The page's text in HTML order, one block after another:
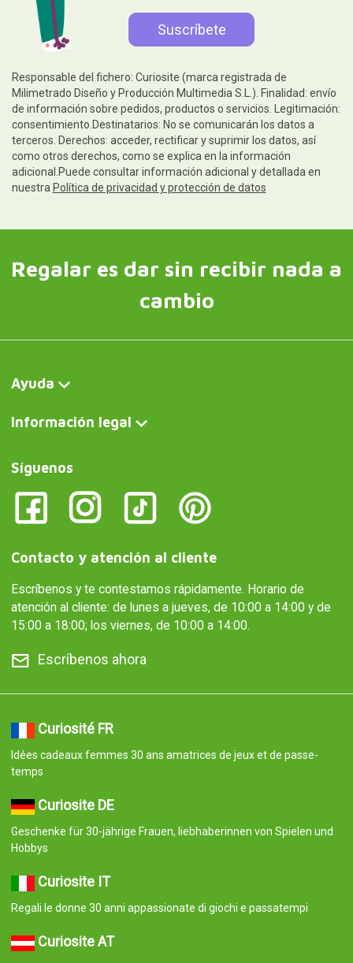
Responsable del fichero: Curiosite (marca registrada de
Milimetrado Diseño y Producción Multimedia S.L.). Finalidad: envío
de información sobre pedidos, productos o servicios. Legitimación:
consentimiento.Destinatarios: No se comunicarán los datos a
terceros. Derechos: acceder, rectificar y suprimir los datos, así
como otros derechos, como se explica en la información
adicional.Puede consultar información adicional y detallada en
nuestra Política de privacidad y protección de datos
Regalar es dar sin recibir nada a
cambio
Ayuda
Información legal
Síguenos
Contacto y atención al cliente
Escríbenos y te contestamos rápidamente. Horario de
atención al cliente: de lunes a jueves, de 10:00 a 14:00 y de
15:00 a 18:00; los viernes, de 10:00 a 14:00.
Escríbenos ahora
Curiosité FR
Idées cadeaux femmes 30 ans amatrices de jeux et de passe-
temps
Curiosite DE
Geschenke für 30-jährige Frauen, liebhaberinnen von Spielen und
Hobbys
Curiosite IT
Regali le donne 30 anni appassionate di giochi e passatempi
Curiosite AT